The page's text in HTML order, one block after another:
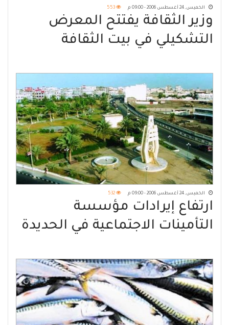
الخميس, 24 أغسطس 2006 - 09:00 م 553
وزير الثقافة يفتتح المعرض
التشكيلي في بيت الثقافة
الخميس, 24 أغسطس 2006 - 09:00 م 532
ارتفاع إيرادات مؤسسة
التأمينات الاجتماعية في الحديدة